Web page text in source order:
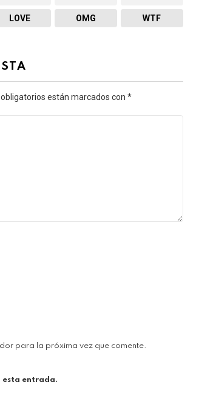
LOVE OMG WTF
están marcados con *
para la próxima vez que comente.
esta entrada.